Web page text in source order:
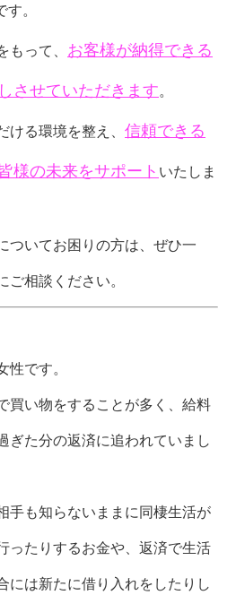
す。
もって、 お客様が納得できる
させていただきます。
る環境を整え、 信頼できる
様の未来をサポート いたしま
いてお困りの方は、ぜひ一
ご相談ください。
性です。
買い物をすることが多く、給料
ぎた分の返済に追われていまし
手も知らないままに同棲生活が
ったりするお金や、返済で生活
には新たに借り入れをしたりし